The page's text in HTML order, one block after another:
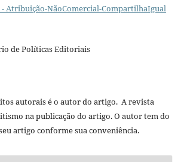
Atribuição-NãoComercial-CompartilhaIgual
de Políticas Editoriais
autorais é o autor do artigo. A revista
na publicação do artigo. O autor tem do
artigo conforme sua conveniência.